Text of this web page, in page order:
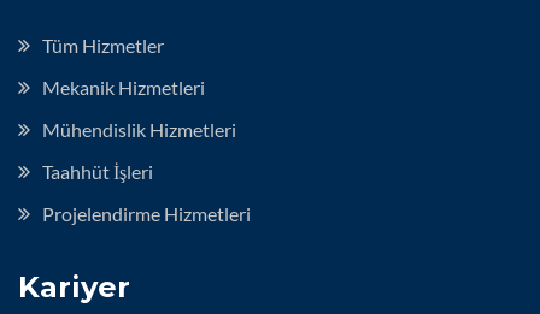
Tüm Hizmetler
Mekanik Hizmetleri
Mühendislik Hizmetleri
Taahhüt İşleri
Projelendirme Hizmetleri
Kariyer